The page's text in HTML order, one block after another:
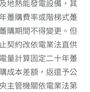
地熱能發電設備，其
躉購費率或階梯式躉
購期間不得變更。但
契約改依電業法直供
量計算固定二十年躉
成本差額，返還予公
主管機關依電業法第